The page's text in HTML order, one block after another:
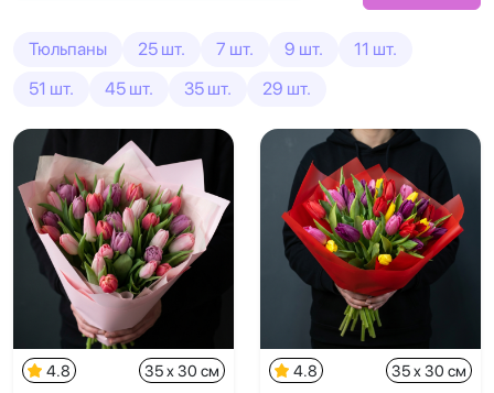
Тюльпаны 25 шт. 7 шт. 9 шт.
11 шт.
51 шт.
45 шт. 35 шт. 29 шт.
4.8 35 x 30 см 4.8 35 x 30 см